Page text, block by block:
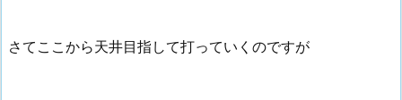
さてここから天井目指して打っていくのですが